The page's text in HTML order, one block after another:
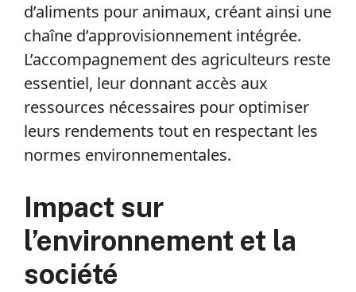
d’aliments pour animaux, créant ainsi une
chaîne d’approvisionnement intégrée.
L’accompagnement des agriculteurs reste
essentiel, leur donnant accès aux
ressources nécessaires pour optimiser
leurs rendements tout en respectant les
normes environnementales.
Impact sur
l’environnement et la
société